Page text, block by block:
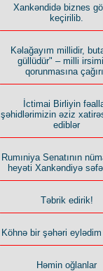
Xankəndidə biznes
keçirilib.
Kəlağayım millidir,
güllüdür" – milli
qorunmasına
İctimai Birliyin
şəhidlərimizin əziz
ediblər
Rumıniya Senatının
heyəti Xankəndiyə
Təbrik edirik!
Köhnə bir şəhəri
Həmin oğlanlar